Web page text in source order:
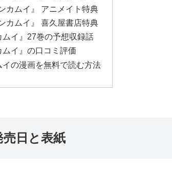
カムイ』 アニメイト特典
カムイ』 喜久屋書店特典
イ』27巻の予想収録話
イ』の口コミ評価
の漫画を無料で読む方法
日と表紙